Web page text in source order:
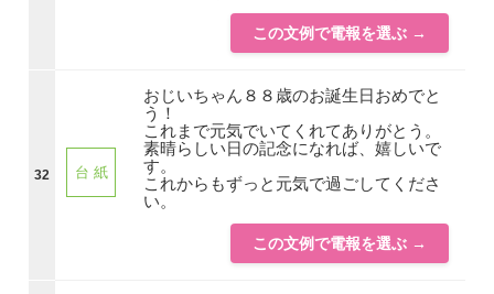
この文例で電報を選ぶ →
32 台 紙
おじいちゃん８８歳のお誕生日おめでと
う！
これまで元気でいてくれてありがとう。
素晴らしい日の記念になれば、嬉しいで
す。
これからもずっと元気で過ごしてくださ
い。
この文例で電報を選ぶ →